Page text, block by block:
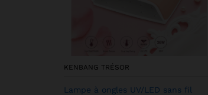
KENBANG TRÉSOR
Lampe à ongles UV/LED sans fil